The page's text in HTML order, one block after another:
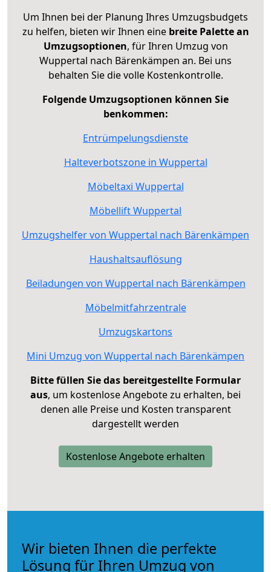
Um Ihnen bei der Planung Ihres Umzugsbudgets
zu helfen, bieten wir Ihnen eine breite Palette an
Umzugsoptionen, für Ihren Umzug von
Wuppertal nach Bärenkämpen an. Bei uns
behalten Sie die volle Kostenkontrolle.
Folgende Umzugsoptionen können Sie
benkommen:
Entrümpelungsdienste
Halteverbotszone in Wuppertal
Möbeltaxi Wuppertal
Möbellift Wuppertal
Umzugshelfer von Wuppertal nach Bärenkämpen
Haushaltsauflösung
Beiladungen von Wuppertal nach Bärenkämpen
Möbelmitfahrzentrale
Umzugskartons
Mini Umzug von Wuppertal nach Bärenkämpen
Bitte füllen Sie das bereitgestellte Formular
aus, um kostenlose Angebote zu erhalten, bei
denen alle Preise und Kosten transparent
dargestellt werden
Kostenlose Angebote erhalten
Wir bieten Ihnen die perfekte
Lösung für Ihren Umzug von